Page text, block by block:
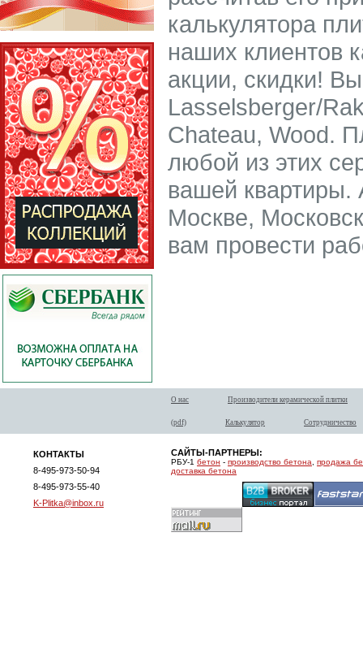
калькулятора
наших клиентов
акции, скидки!
Lasselsberger/
Chateau, Wood.
любой из этих
вашей квартиры.
Москве,
вам провести
О нас Производители керамической плитки
(pdf) Калькулятор Сотрудничество
КОНТАКТЫ
8-495-973-50-94
8-495-973-55-40
K-Plitka@inbox.ru
САЙТЫ-ПАРТНЕРЫ:
РБУ-1 бетон - производство бетона
продажа
доставка бетона